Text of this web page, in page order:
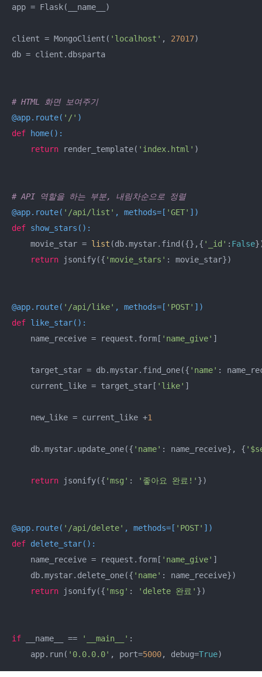
app = Flask(__name__)
client = MongoClient( 'localhost' , 27017)
db = client.dbsparta
# HTML 화면 보여주기
@app.route( '/' )
def
home():
return render_template( 'index.html' )
# API 역할을 하는 부분, 내림차순으로 정렬
@app.route( '/api/list' , methods=[ 'GET' ] )
def show_stars ():
    movie_star =
list (db.mystar.find({},{ '_id' : False
return jsonify({ 'movie_stars' : movie_star})
@app.route( '/api/like' , methods=[ 'POST' ] )
def like_star():
    name_receive = request.form[
'name_give' ]
    target_star = db.mystar.find_one({
'name' :
    current_like = target_star[
'like' ]
    new_like = current_like +
1
    db.mystar.update_one({
'name' : name_receive}, {
return jsonify({ 'msg' : '좋아요 완료!' })
@app.route( '/api/delete' , methods=[ 'POST' ] )
def delete_star():
    name_receive = request.form[
'name_give' ]
    db.mystar.delete_one({
'name' : name_receive})
return jsonify({ 'msg' : 'delete 완료' })
if __name__ == '__main__' :
    app.run(
'0.0.0.0' , port=5000, debug=True)